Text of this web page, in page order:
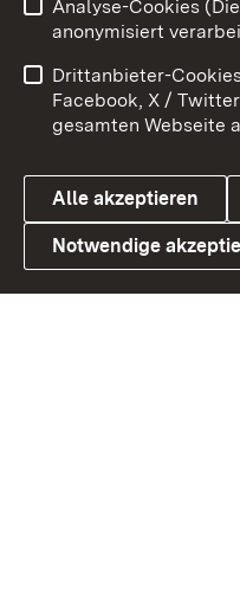
Link zum Landesportal
Benutzungshinweise
Datenschutz
Analyse-Cookies
anonymisiert
Drittanbieter-
Facebook, X /
gesamten Webseite
Alle akzeptieren
Notwendige